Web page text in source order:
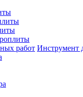
Инструмент